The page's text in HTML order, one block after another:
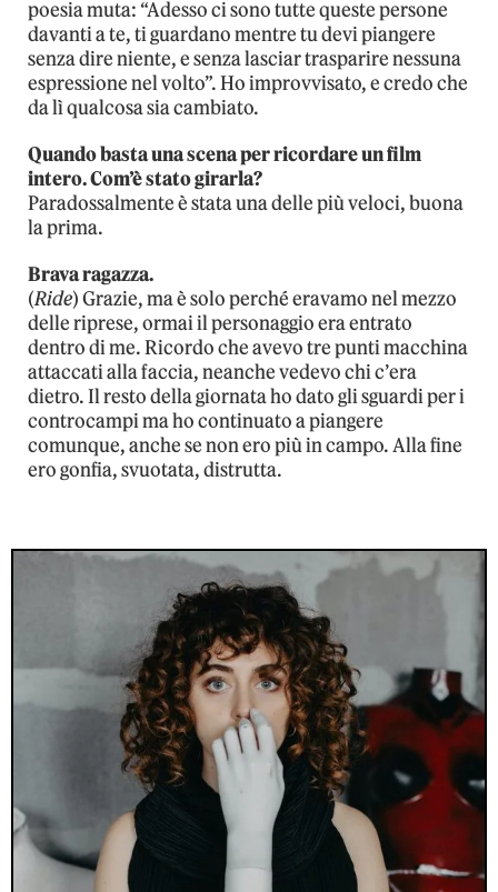
poesia muta: “Adesso ci sono tutte queste persone
davanti a te, ti guardano mentre tu devi piangere
senza dire niente, e senza lasciar trasparire nessuna
espressione nel volto”. Ho improvvisato, e credo che
da lì qualcosa sia cambiato.
Quando basta una scena per ricordare un film
intero. Com’è stato girarla?
Paradossalmente è stata una delle più veloci, buona
la prima.
Brava ragazza.
(Ride) Grazie, ma è solo perché eravamo nel mezzo
delle riprese, ormai il personaggio era entrato
dentro di me. Ricordo che avevo tre punti macchina
attaccati alla faccia, neanche vedevo chi c’era
dietro. Il resto della giornata ho dato gli sguardi per i
controcampi ma ho continuato a piangere
comunque, anche se non ero più in campo. Alla fine
ero gonfia, svuotata, distrutta.